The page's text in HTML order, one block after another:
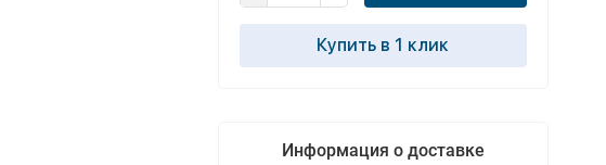
Купить в 1 клик
Информация о доставке